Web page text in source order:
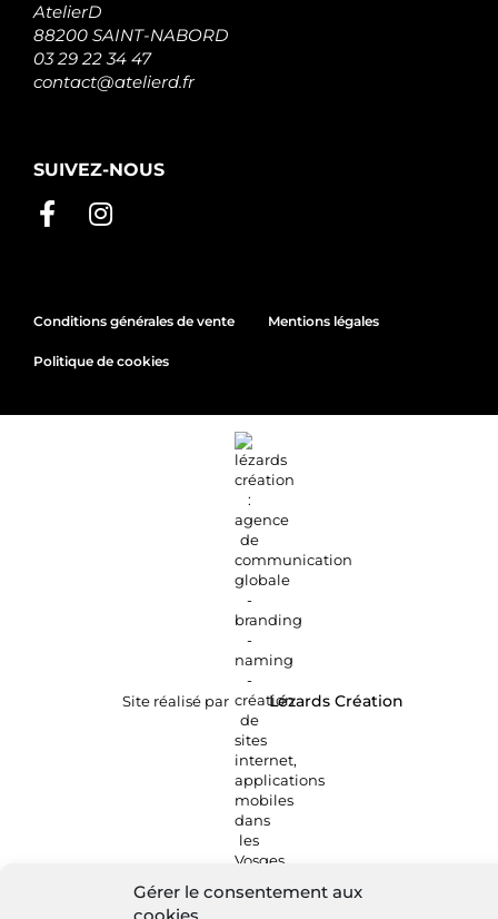
Gérer le consentement aux
AtelierD
88200 SAINT-NABORD
03 29 22 34 47
contact@atelierd.fr
SUIVEZ-NOUS
Conditions générales de vente Mentions légales
Politique de cookies
Site réalisé par Lézards Création